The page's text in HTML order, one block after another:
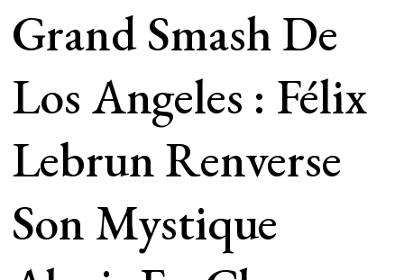
Grand Smash De
Los Angeles : Félix
Lebrun Renverse
Son Mystique